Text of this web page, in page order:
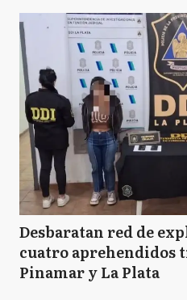
Desbaratan red de
cuatro aprehendidos
Pinamar y La Plata